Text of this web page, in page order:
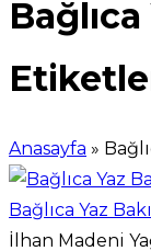
Anasayfa »
Bağlıca Yaz
İlhan Madeni